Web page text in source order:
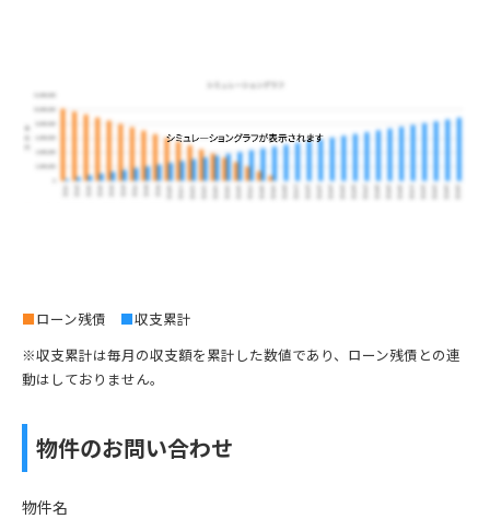
■ローン残債 ■収支累計
※収支累計は毎月の収支額を累計した数値であり、ローン残債との連
動はしておりません。
物件のお問い合わせ
物件名